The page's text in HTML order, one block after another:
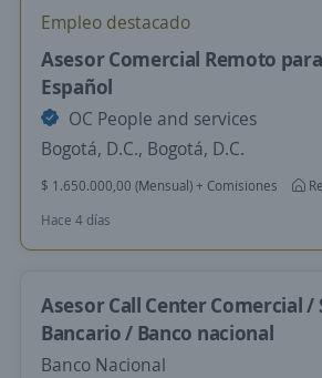
Empleo destacado
Asesor Comercial Remoto
Español
OC People and services
Bogotá, D.C., Bogotá, D.C.
$ 1.650.000,00 (Mensual) + Comisiones
Hace 4 días
Asesor Call Center Comercial /
Bancario / Banco nacional
Banco Nacional